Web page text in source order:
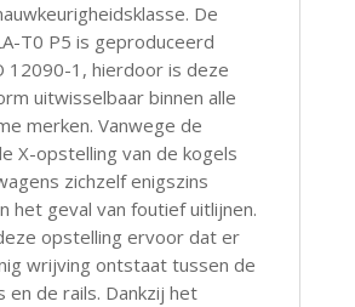
De
T0 P5 is geproduceerd
12090-1, hierdoor is deze
uitwisselbaar binnen alle
merken. Vanwege de
X-opstelling van de kogels
zichzelf enigszins
het geval van foutief uitlijnen.
opstelling ervoor dat er
wrijving ontstaat tussen de
en de rails. Dankzij het